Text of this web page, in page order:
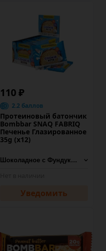
110 ₽
2.2 баллов
Протеиновый батончик
Bombbar SNAQ FABRIQ
Печенье Глазированное
35g (х12)
Уведомить